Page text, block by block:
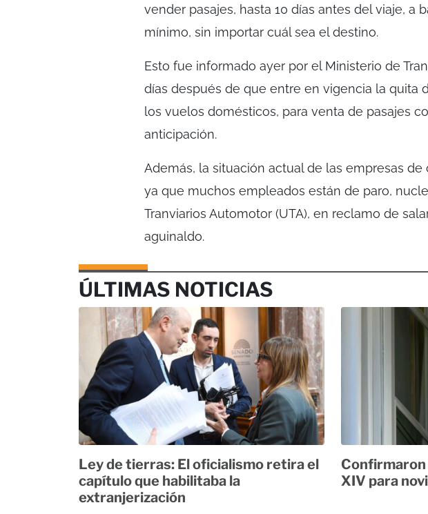
vender pasajes, hasta 10 días antes del viaje, a
mínimo, sin importar cuál sea el destino.
Esto fue informado ayer por el Ministerio de
días después de que entre en vigencia la quita
los vuelos domésticos, para venta de pasajes
anticipación.
Además, la situación actual de las empresas
ya que muchos empleados están de paro,
Tranviarios Automotor (UTA), en reclamo de
aguinaldo.
ÚLTIMAS NOTICIAS
Ley de tierras: El oficialismo retira el
capítulo que habilitaba la
extranjerización
Confirmaron
XIV para